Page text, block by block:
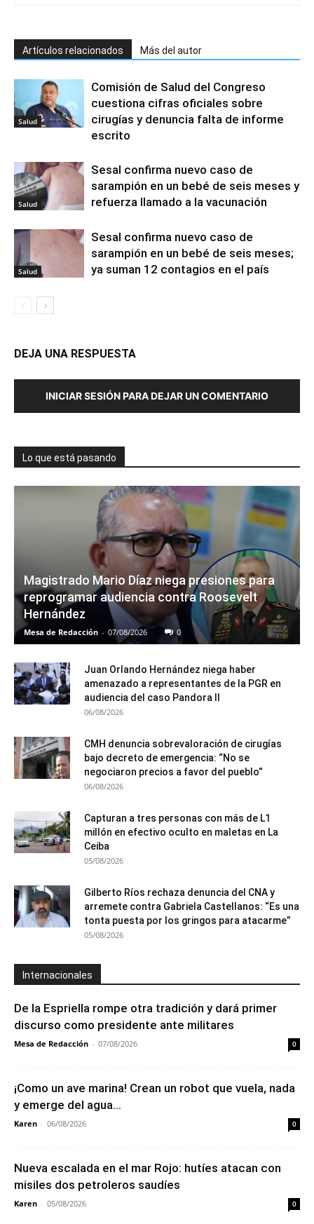
Artículos relacionados Más del autor
Salud
Comisión de Salud del Congreso
cuestiona cifras oficiales sobre
cirugías y denuncia falta de informe
escrito
Salud
Sesal confirma nuevo caso de
sarampión en un bebé de seis meses y
refuerza llamado a la vacunación
Salud
Sesal confirma nuevo caso de
sarampión en un bebé de seis meses;
ya suman 12 contagios en el país
DEJA UNA RESPUESTA
INICIAR SESIÓN PARA DEJAR UN COMENTARIO
Lo que está pasando
Magistrado Mario Díaz niega presiones para
reprogramar audiencia contra Roosevelt
Hernández
Mesa de Redacción - 07/08/2026 0
Juan Orlando Hernández niega haber
amenazado a representantes de la PGR en
audiencia del caso Pandora II
06/08/2026
CMH denuncia sobrevaloración de cirugías
bajo decreto de emergencia: “No se
negociaron precios a favor del pueblo”
06/08/2026
Capturan a tres personas con más de L1
millón en efectivo oculto en maletas en La
Ceiba
05/08/2026
Gilberto Ríos rechaza denuncia del CNA y
arremete contra Gabriela Castellanos: “Es una
tonta puesta por los gringos para atacarme”
05/08/2026
Internacionales
De la Espriella rompe otra tradición y dará primer
discurso como presidente ante militares
Mesa de Redacción - 07/08/2026 0
¡Como un ave marina! Crean un robot que vuela, nada
y emerge del agua...
Karen - 06/08/2026 0
Nueva escalada en el mar Rojo: hutíes atacan con
misiles dos petroleros saudíes
Karen - 05/08/2026 0